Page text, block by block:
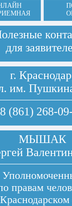
для
г.
им.
8 (861) 268-
МЫШАК
правам